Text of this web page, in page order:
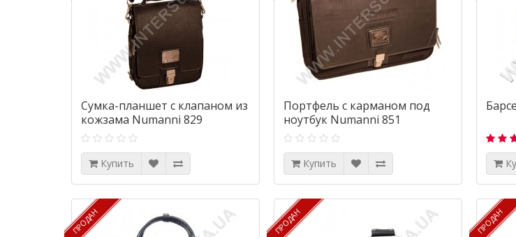
Сумка-планшет с клапаном из
кожзама Numanni 829
Купить
Портфель с карманом под
ноутбук Numanni 851
Купить
ПРОДАН
ПРОДАН ПРОДАН
ПРОДАН ПРОДАН
ПРОДАН